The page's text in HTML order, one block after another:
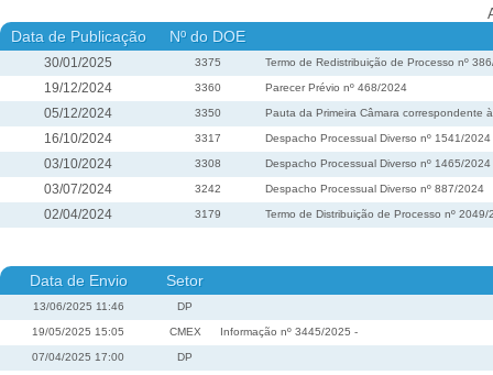
Data de Publicação Nº do DOE
30/01/2025 3375 Termo de Redistribuição de Processo nº
19/12/2024 3360 Parecer Prévio nº 468/2024
05/12/2024 3350 Pauta da Primeira Câmara correspondente
16/10/2024 3317 Despacho Processual Diverso nº 1541/2024
03/10/2024 3308 Despacho Processual Diverso nº 1465/2024
03/07/2024 3242 Despacho Processual Diverso nº 887/2024
02/04/2024 3179 Termo de Distribuição de Processo nº 2049/
Data de Envio Setor
13/06/2025 11:46 DP
19/05/2025 15:05 CMEX Informação nº 3445/2025 -
07/04/2025 17:00 DP